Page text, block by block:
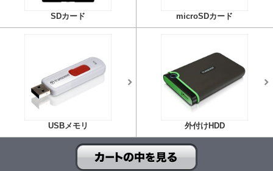
SDカード microSDカード
USBメモリ 外付けHDD